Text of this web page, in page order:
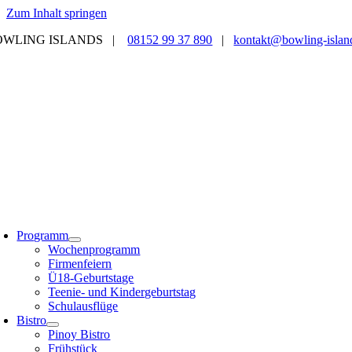
Zum Inhalt springen
ISLANDS |08152 99 37 890 |kontakt@bowling-
Programm
Wochenprogramm
Firmenfeiern
Ü18-Geburtstage
Teenie- und Kindergeburtstag
Schulausflüge
Bistro
Pinoy Bistro
Frühstück